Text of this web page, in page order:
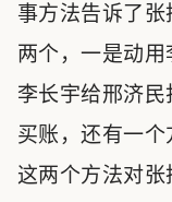
事方法告诉了
两个，一是动
李长宇给邢济
买账，还有一个
这两个方法对张